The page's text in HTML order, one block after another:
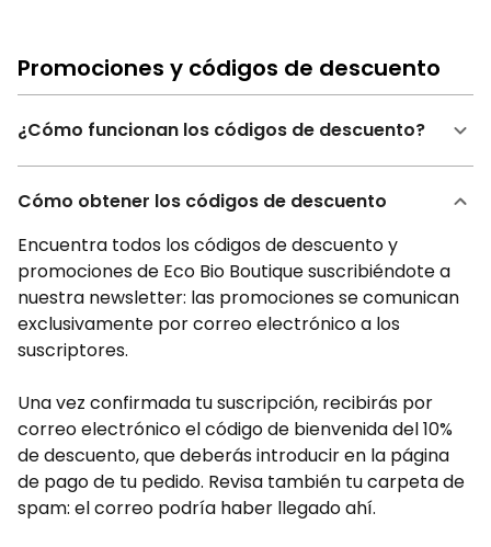
Promociones y códigos de descuento
¿Cómo funcionan los códigos de descuento?
Cómo obtener los códigos de descuento
Encuentra todos los códigos de descuento y
promociones de Eco Bio Boutique suscribiéndote a
nuestra newsletter: las promociones se comunican
exclusivamente por correo electrónico a los
suscriptores.
Una vez confirmada tu suscripción, recibirás por
correo electrónico el código de bienvenida del 10%
de descuento, que deberás introducir en la página
de pago de tu pedido. Revisa también tu carpeta de
spam: el correo podría haber llegado ahí.